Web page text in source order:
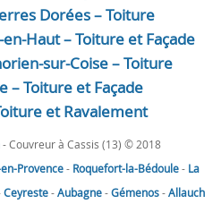
Dorées – Toiture
Haut – Toiture et Façade
sur-Coise – Toiture
– Toiture et Façade
et Ravalement
- Couvreur à Cassis (13) © 2018
Provence- Roquefort-la-Bédoule- La
Ceyreste-Aubagne-Gémenos-Allauch